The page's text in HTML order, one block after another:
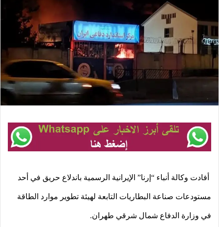
أفادت وكالة أنباء “إرنا” الإيرانية الرسمية باندلاع حريق في أحد
مستودعات صناعة البطاريات التابعة لهيئة تطوير موارد الطاقة
في وزارة الدفاع شمال شرقي طهران.